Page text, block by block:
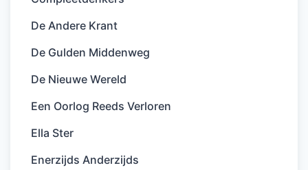
De Andere Krant
De Gulden Middenweg
De Nieuwe Wereld
Een Oorlog Reeds Verloren
Ella Ster
Enerzijds Anderzijds